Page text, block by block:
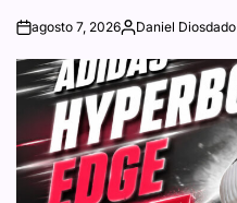
onagosto 7, 2026Posted
Daniel Diosdado